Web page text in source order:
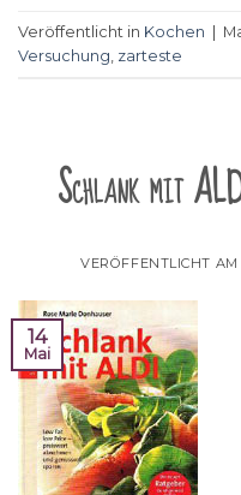
Veröffentlicht in Kochen |
Versuchung zarteste
Schlank mit
VERÖFFENTLICHT
14
Mai